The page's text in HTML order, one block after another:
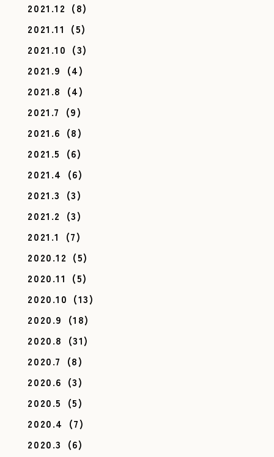
2021.12 (8)
2021.11 (5)
2021.10 (3)
2021.9 (4)
2021.8 (4)
2021.7 (9)
2021.6 (8)
2021.5 (6)
2021.4 (6)
2021.3 (3)
2021.2 (3)
2021.1
(7)
2020.12 (5)
2020.11 (5)
2020.10 (13)
2020.9 (18)
2020.8 (31)
2020.7 (8)
2020.6 (3)
2020.5 (5)
2020.4 (7)
2020.3 (6)